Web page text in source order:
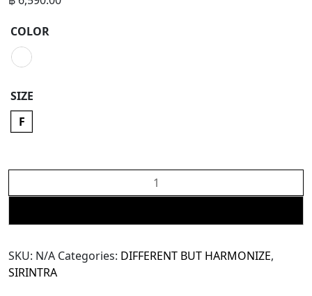
COLOR
SIZE
F
Different
Harmonize:
Blazer
(SJK38)
SKU: N/A Categories: DIFFERENT BUT HARMONIZE,
SIRINTRA